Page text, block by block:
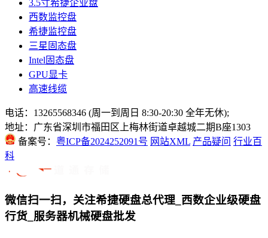
3.5寸希捷企业盘
西数监控盘
希捷监控盘
三星固态盘
Intel固态盘
GPU显卡
高速线缆
电话：13265568346 (周一到周日 8:30-20:30 全年无休);
地址：广东省深圳市福田区上梅林街道卓越城二期B座1303
备案号： 粤ICP备2024252091号 网站XML 产品疑问 行业百
科
微信扫一扫，关注希捷硬盘总代理_西数企业级硬盘
行货_服务器机械硬盘批发